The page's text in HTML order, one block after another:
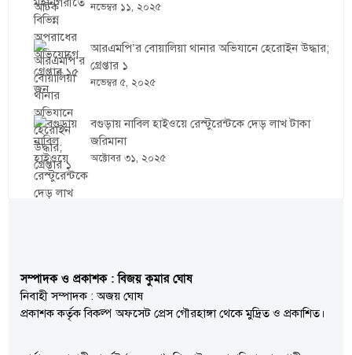
নভেম্বর ১১, ২০২৫
আরএমপি’র বোয়ালিয়া থানার অভিযানে হেরোইন উদ্ধার;
গ্রেপ্তার ১
নভেম্বর ৫, ২০২৫
বগুড়ায় নাবিল হাইওয়ে রেস্টুরেন্টকে দেড় লাখ টাকা
জরিমানা
অক্টোবর ৩১, ২০২৫
সম্পাদক ও প্রকাশক : বিজয় কুমার ঘোষ
নিবাহী সম্পাদক : অজয় ঘোষ
প্রকাশক কর্তৃক বিকল্প অফসেট প্রেস গৌরহাঙ্গা থেকে মুদ্রিত ও প্রকাশিত।